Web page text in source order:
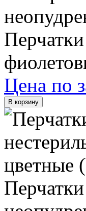
Цена по
В корзину